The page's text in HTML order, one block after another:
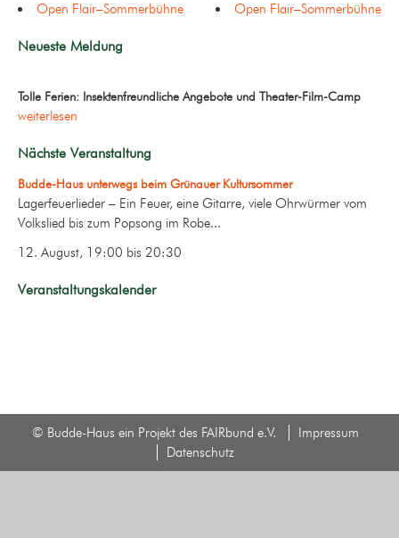
Open Flair–Sommerbühne Open Flair–Sommerbühne
Neueste Meldung
Tolle Ferien: Insektenfreundliche Angebote und Theater-Film-Camp
weiterlesen
Nächste Veranstaltung
Budde-Haus unterwegs beim Grünauer Kultursommer
Lagerfeuerlieder – Ein Feuer, eine Gitarre, viele Ohrwürmer vom
Volkslied bis zum Popsong im Robe...
12. August, 19:00 bis 20:30
Veranstaltungskalender
© Budde-Haus ein Projekt des FAIRbund e.V.
Impressum
Datenschutz